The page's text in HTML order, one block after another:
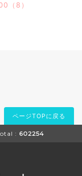
（8）
ページTOPに戻る
: 602254